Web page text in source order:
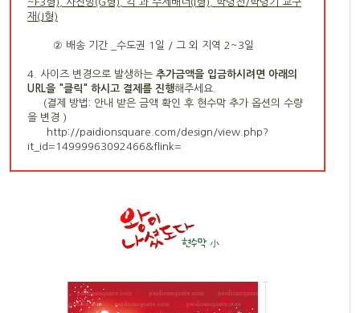
재(J형)
② 배송 기간 _수도권 1일 / 그 외 지역 2~3일
4. 사이즈 변경으로 발생하는 추가금액을 입금하시려면 아래의
URL을 "클릭" 하시고 결제를 진행해주세요.
(결제 방법: 안내 받은 금액 확인 후 현수막 추가 옵션의 수량
을 변경 )
http://paidionsquare.com/design/view.php?
it_id=14999963092466&flink=